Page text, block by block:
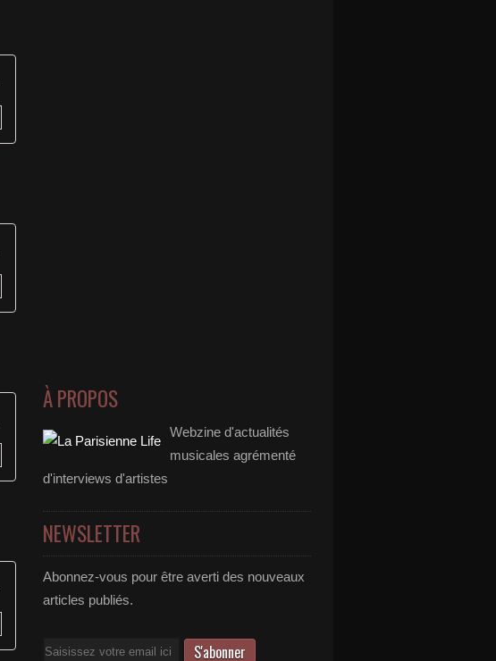
À PROPOS
Webzine d'actualités
musicales agrémenté
d'interviews d'artistes
NEWSLETTER
Abonnez-vous pour être averti des nouveaux
articles publiés.
Email